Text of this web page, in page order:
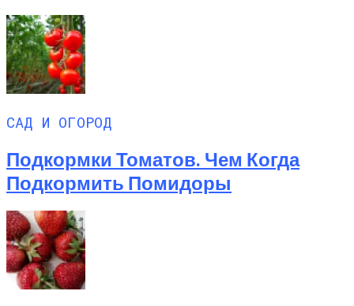
САД И ОГОРОД
Подкормки Томатов. Чем Когда
Подкормить Помидоры